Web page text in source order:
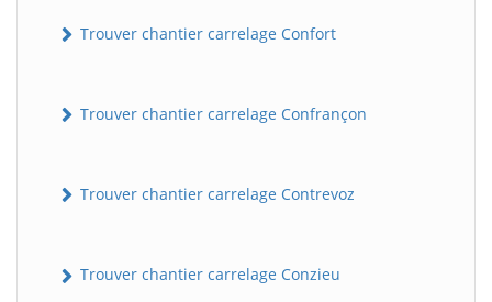
Trouver chantier carrelage Confort
Trouver chantier carrelage Confrançon
Trouver chantier carrelage Contrevoz
Trouver chantier carrelage Conzieu